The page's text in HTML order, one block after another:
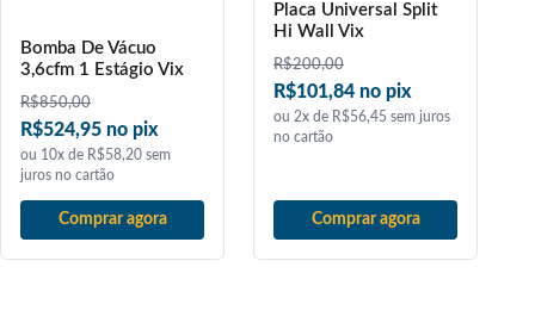
Bomba De Vácuo
3,6cfm 1 Estágio Vix
R$850,00
R$524,95 no pix
ou 10x de R$58,20 sem
juros no cartão
Comprar agora
Placa Universal Split
Hi Wall Vix
R$200,00
R$101,84 no pix
ou 2x de R$56,45 sem juros
no cartão
Comprar agora